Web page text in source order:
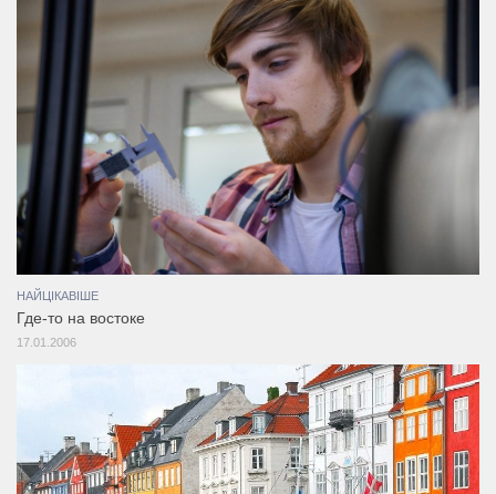
НАЙЦІКАВІШЕ
Где-то на востоке
17.01.2006